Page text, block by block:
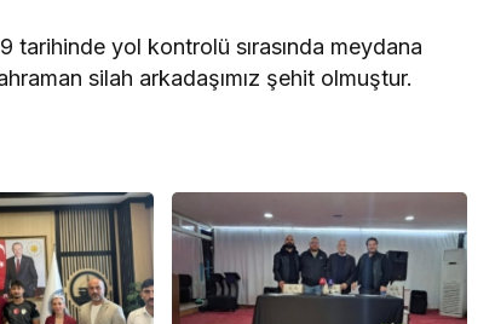
tarihinde yol kontrolü sırasında meydana
silah arkadaşımız şehit olmuştur.